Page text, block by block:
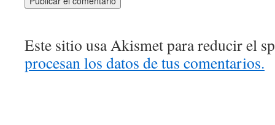
Este sitio usa Akismet para reducir el
procesan los datos de tus comentarios.